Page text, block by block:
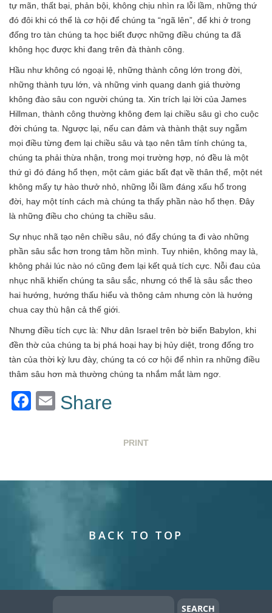
tự mãn, thất bại, phản bội, không chịu nhìn ra lỗi lầm, những thứ
đó đôi khi có thể là cơ hội để chúng ta “ngã lên”, để khi ở trong
đống tro tàn chúng ta học biết được những điều chúng ta đã
không học được khi đang trên đà thành công.
Hầu như không có ngoại lệ, những thành công lớn trong đời,
những thành tựu lớn, và những vinh quang danh giá thường
không đào sâu con người chúng ta. Xin trích lại lời của James
Hillman, thành công thường không đem lại chiều sâu gì cho cuộc
đời chúng ta. Ngược lại, nếu can đảm và thành thật suy ngẫm
mọi điều từng đem lại chiều sâu và tạo nên tâm tính chúng ta,
chúng ta phải thừa nhận, trong mọi trường hợp, nó đều là một
thứ gì đó đáng hổ thẹn, một cảm giác bất đạt về thân thể, một nét
không mấy tự hào thưở nhỏ, những lỗi lầm đáng xấu hổ trong
đời, hay một tính cách mà chúng ta thấy phần nào hổ thẹn. Đây
là những điều cho chúng ta chiều sâu.
Sự nhục nhã tạo nên chiều sâu, nó đẩy chúng ta đi vào những
phần sâu sắc hơn trong tâm hồn mình. Tuy nhiên, không may là,
không phải lúc nào nó cũng đem lại kết quả tích cực. Nỗi đau của
nhục nhã khiến chúng ta sâu sắc, nhưng có thể là sâu sắc theo
hai hướng, hướng thấu hiểu và thông cảm nhưng còn là hướng
chua cay thù hận cả thế giới.
Nhưng điều tích cực là: Như dân Israel trên bờ biển Babylon, khi
đền thờ của chúng ta bị phá hoại hay bị hủy diệt, trong đống tro
tàn của thời kỳ lưu đày, chúng ta có cơ hội để nhìn ra những điều
thâm sâu hơn mà thường chúng ta nhắm mắt làm ngơ.
Facebook
Email
Share
PRINT
BACK TO TOP